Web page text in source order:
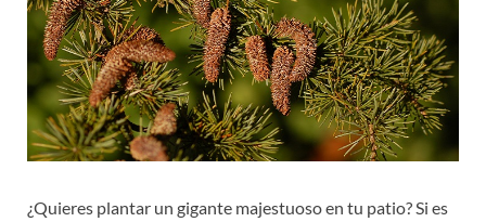
¿Quieres plantar un gigante majestuoso en tu patio? Si es